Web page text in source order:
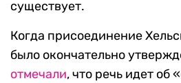
существует.
Когда присоединение
было окончательно
отмечали, что речь идет об